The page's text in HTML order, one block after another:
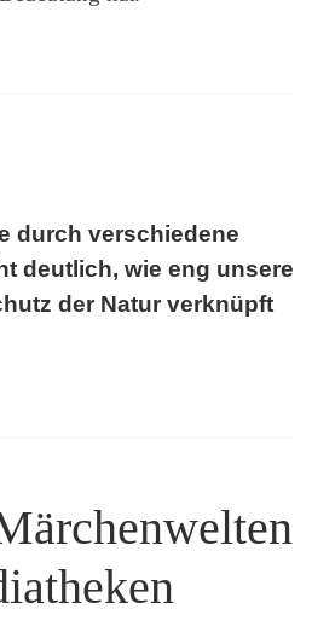
durch verschiedene
deutlich, wie eng unsere
der Natur verknüpft